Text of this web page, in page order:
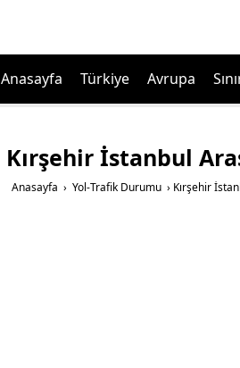
Anasayfa Türkiye Avrupa
Kırşehir İstanbul
Anasayfa › Yol-Trafik Durumu › Kırşehir